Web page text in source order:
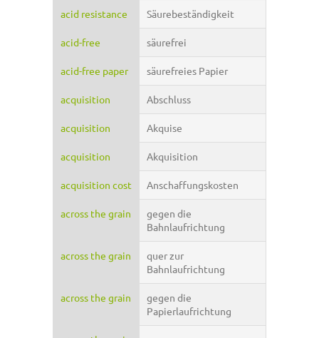
acid resistance Säurebeständigkeit
acid-free säurefrei
acid-free paper säurefreies Papier
acquisition Abschluss
acquisition Akquise
acquisition Akquisition
acquisition cost Anschaffungskosten
across the grain
gegen die
Bahnlaufrichtung
across the grain
quer zur
Bahnlaufrichtung
across the grain
gegen die
Papierlaufrichtung